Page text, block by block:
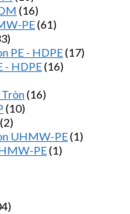
(16)
PE(61)
PE - HDPE(17)
- HDPE(16)
(16)
(10)
(2)
UHMW-PE(1)
PE(1)